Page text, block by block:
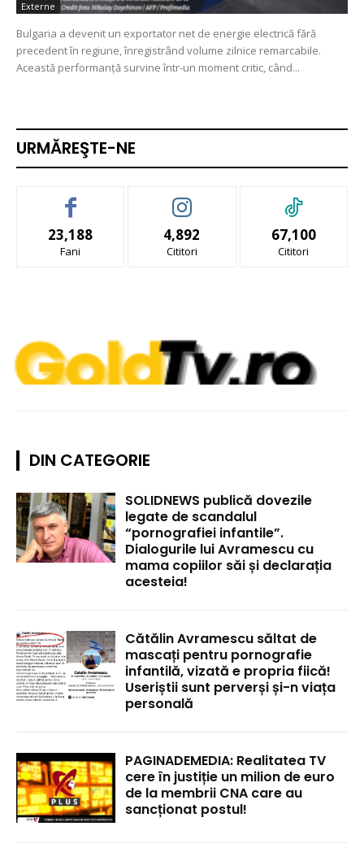
Externe
Bulgaria a devenit un exportator net de energie electrică fără
precedent în regiune, înregistrând volume zilnice remarcabile.
Această performanță survine într-un moment critic, când...
URMĂREŞTE-NE
23,188
Fani
4,892
Cititori
67,100
Cititori
DIN CATEGORIE
SOLIDNEWS publică dovezile
legate de scandalul
“pornografiei infantile”.
Dialogurile lui Avramescu cu
mama copiilor săi și declarația
acesteia!
Cătălin Avramescu săltat de
mascați pentru pornografie
infantilă, vizată e propria fiică!
Useriștii sunt perverși și-n viața
personală
PAGINADEMEDIA: Realitatea TV
cere în justiție un milion de euro
de la membrii CNA care au
sancționat postul!